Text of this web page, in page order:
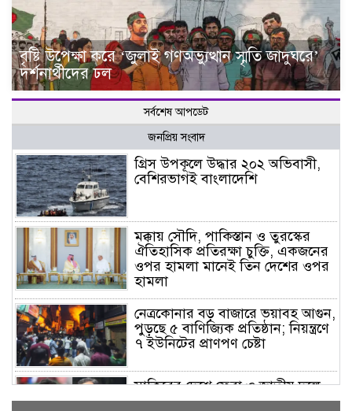
বৃষ্টি উপেক্ষা করে ‘জুলাই গণঅভ্যুত্থান স্মৃতি জাদুঘরে’
দর্শনার্থীদের ঢল
সর্বশেষ আপডেট
জনপ্রিয় সংবাদ
গ্রিস উপকূলে উদ্ধার ২০২ অভিবাসী,
বেশিরভাগই বাংলাদেশি
মক্কায় সৌদি, পাকিস্তান ও তুরস্কের
ঐতিহাসিক প্রতিরক্ষা চুক্তি, একজনের
ওপর হামলা মানেই তিন দেশের ওপর
হামলা
নেত্রকোনার বড় বাজারে ভয়াবহ আগুন,
পুড়ছে ৫ বাণিজ্যিক প্রতিষ্ঠান; নিয়ন্ত্রণে
৭ ইউনিটের প্রাণপণ চেষ্টা
সাকিবের দেশে ফেরা ও জাতীয় দলে
ফেরার সম্ভাবনা নেই, ইঙ্গিত ক্রীড়া